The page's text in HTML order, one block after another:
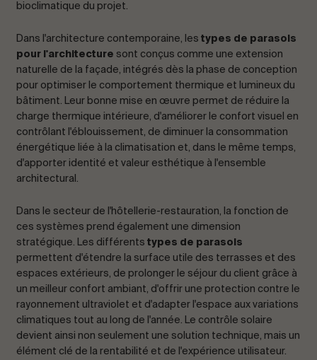
bioclimatique du projet.
Dans l'architecture contemporaine, les types de parasols
pour l'architecture sont conçus comme une extension
naturelle de la façade, intégrés dès la phase de conception
pour optimiser le comportement thermique et lumineux du
bâtiment. Leur bonne mise en œuvre permet de réduire la
charge thermique intérieure, d'améliorer le confort visuel en
contrôlant l'éblouissement, de diminuer la consommation
énergétique liée à la climatisation et, dans le même temps,
d'apporter identité et valeur esthétique à l'ensemble
architectural.
Dans le secteur de l'hôtellerie-restauration, la fonction de
ces systèmes prend également une dimension
stratégique. Les différents types de parasols
permettent d'étendre la surface utile des terrasses et des
espaces extérieurs, de prolonger le séjour du client grâce à
un meilleur confort ambiant, d'offrir une protection contre le
rayonnement ultraviolet et d'adapter l'espace aux variations
climatiques tout au long de l'année. Le contrôle solaire
devient ainsi non seulement une solution technique, mais un
élément clé de la rentabilité et de l'expérience utilisateur.